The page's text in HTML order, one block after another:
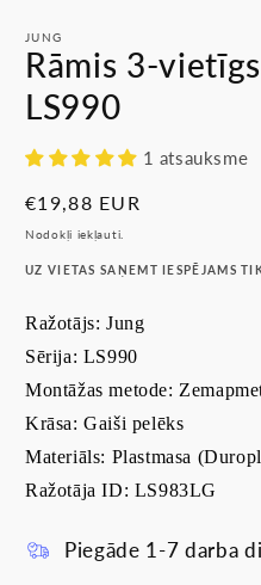
modālā
režīmā
JUNG
Rāmis 3-
LS990
1 atsauksme
Parastā
cena
€19,88 EUR
Nodokļi iekļauti.
UZ VIETAS SAŅEMT IESPĒJAMS
Ražotājs: Jung
Sērija: LS990
Montāžas metode:
Krāsa: Gaiši pelēks
Materiāls: Plastmasa
Ražotāja ID: LS983LG
Piegāde 1-7 darba